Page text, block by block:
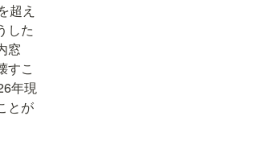
超え
した
窓
すこ
年現
とが